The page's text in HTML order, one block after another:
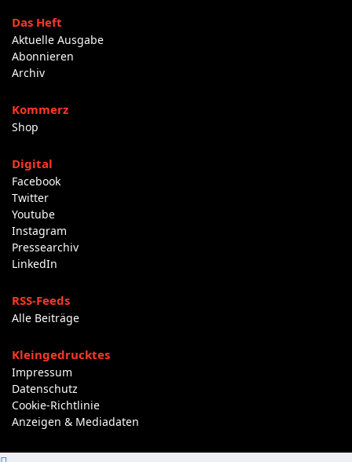
Das Heft
Aktuelle Ausgabe
Abonnieren
Archiv
Kommerz
Shop
Digital
Facebook
Twitter
Youtube
Instagram
Pressearchiv
LinkedIn
RSS-Feeds
Alle Beiträge
Kleingedrucktes
Impressum
Datenschutz
Cookie-Richtlinie
Anzeigen & Mediadaten